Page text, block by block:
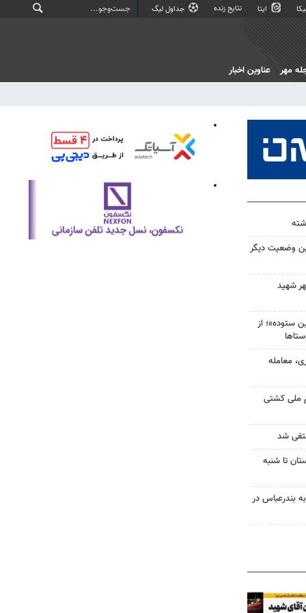
ایتا نتایج زنده جداول لیگ
مهر عناوین اخبار
وضعیت دیگر
شهید
ستوده»؛ از
معامله
ملی کشتی
شد
تا شنبه
بندرعباس در